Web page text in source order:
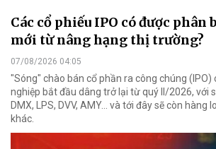
Các cổ phiếu IPO có được phân
mới từ nâng hạng thị trường?
07/08/2026 04:05
"Sóng" chào bán cổ phần ra công chúng (IPO)
nghiệp bắt đầu dâng trở lại từ quý II/2026, với
DMX, LPS, DVV, AMY... và tới đây sẽ còn hàng
khác.